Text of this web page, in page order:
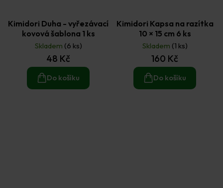
Kimidori Duha - vyřezávací
kovová šablona 1 ks
Skladem (6 ks)
48 Kč
Do košíku
Kimidori Kapsa na razítka
10 × 15 cm 6 ks
Skladem (1 ks)
160 Kč
Do košíku